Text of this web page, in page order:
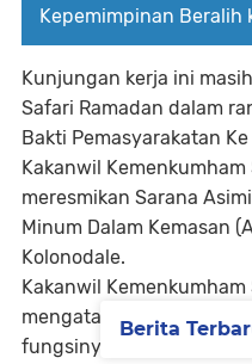
Kepemimpinan Beralih
Kunjungan kerja ini
Safari Ramadan dalam
Bakti Pemasyarakatan
Kakanwil
meresmikan Sarana
Minum Dalam Kemasan
Kolonodale.
Kakanwil
mengatakn Lembaga
fungsinya sebagai
Berita